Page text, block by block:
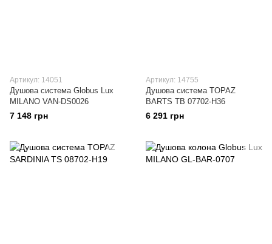
Артикул: 14051
Душова система Globus Lux
MILANO VAN-DS0026
7 148 грн
Артикул: 14755
Душова система TOPAZ
BARTS TB 07702-H36
6 291 грн